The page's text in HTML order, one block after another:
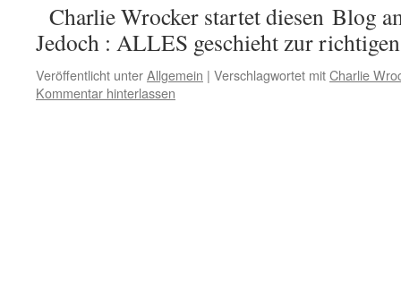
Charlie Wrocker startet diesen Blog
Jedoch : ALLES geschieht zur
Veröffentlicht unterAllgemein | Verschlagwortet mitCharlie
Kommentar hinterlassen